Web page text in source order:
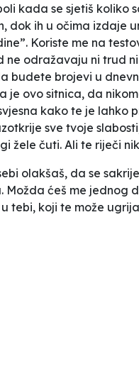
kada se sjetiš koliko
dok ih u očima izdaje
Koriste me na
odražavaju ni trud
budete brojevi u
ovo sitnica, da
kako te je lahko
sve tvoje
žele čuti. Ali te riječi
olakšaš, da se
Možda ćeš me jednog
tebi, koji te može